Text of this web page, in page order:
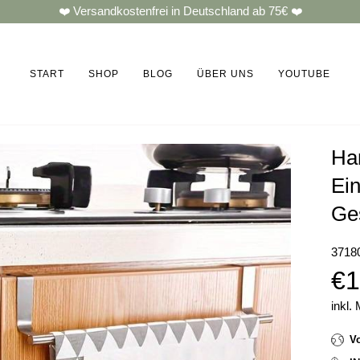
❤️ Versandkostenfrei in Deutschland ab 75€ ❤️
START SHOP BLOG ÜBER UNS YOUTUBE
inkl.